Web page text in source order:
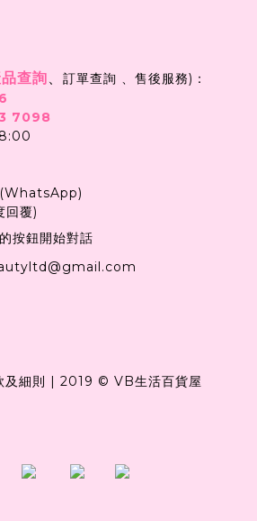
查詢
訂單查詢 、售後服務)：
7098
覆)
按鈕開始對話
及細則 | 2019 © VB生活百貨屋